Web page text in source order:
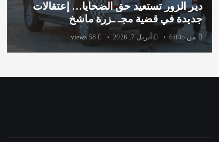
دير الزور تستعيد حق الضحايا… إعتقالات
جديدة في قضية مجـ ـزرة ماشخ
من 6ff4o أبريل 7, 2026